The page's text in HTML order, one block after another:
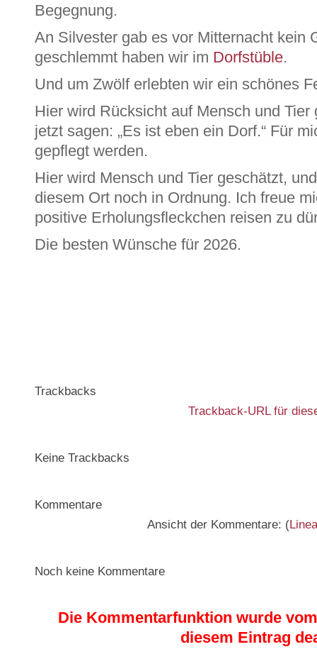
Begegnung.
An Silvester gab es vor Mitternacht kein
geschlemmt haben wir im Dorfstüble.
Und um Zwölf erlebten wir ein schönes
Hier wird Rücksicht auf Mensch und
jetzt sagen: „Es ist eben ein Dorf.“ Für
gepflegt werden.
Hier wird Mensch und Tier geschätzt,
diesem Ort noch in Ordnung. Ich freue
positive Erholungsfleckchen reisen zu
Die besten Wünsche für 2026.
Trackbacks
Trackback-URL für
Keine Trackbacks
Kommentare
Ansicht der Kommentare: (
Noch keine Kommentare
Die Kommentarfunktion wurde
diesem Eintrag